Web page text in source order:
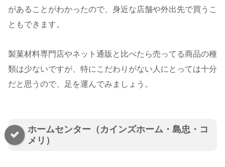
があることがわかったので、身近な店舗や外出先で買うこ
ともできます。
製菓材料専門店やネット通販と比べたら売ってる商品の種
類は少ないですが、特にこだわりがない人にとっては十分
だと思うので、足を運んでみましょう。
ホームセンター（カインズホーム・島忠・コ
メリ）